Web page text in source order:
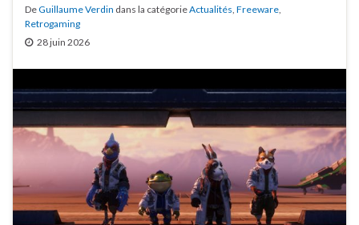
DeGuillaume Verdin dans la catégorieActualités, Freeware,
Retrogaming
28 juin 2026